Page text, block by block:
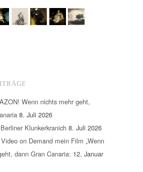
Wenn nichts mehr geht,
8. Juli 2026
Klunkerkranich 8. Juli 2026
on Demand mein Film „Wenn
dann Gran Canaria: 12. Januar